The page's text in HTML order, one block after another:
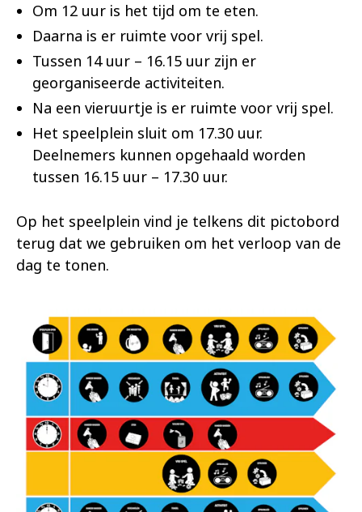
Om 12 uur is het tijd om te eten.
Daarna is er ruimte voor vrij spel.
Tussen 14 uur – 16.15 uur zijn er
georganiseerde activiteiten.
Na een vieruurtje is er ruimte voor vrij spel.
Het speelplein sluit om 17.30 uur.
Deelnemers kunnen opgehaald worden
tussen 16.15 uur – 17.30 uur.
Op het speelplein vind je telkens dit pictobord
terug dat we gebruiken om het verloop van de
dag te tonen.